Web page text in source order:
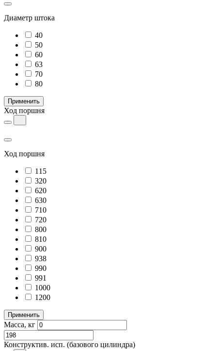
Диаметр штока
40
50
60
63
70
80
Применить
Ход поршня
Ход поршня
115
320
620
630
710
720
800
810
900
938
990
991
1000
1200
Применить
Масса, кг
Конструктив. исп. (базового цилиндра)